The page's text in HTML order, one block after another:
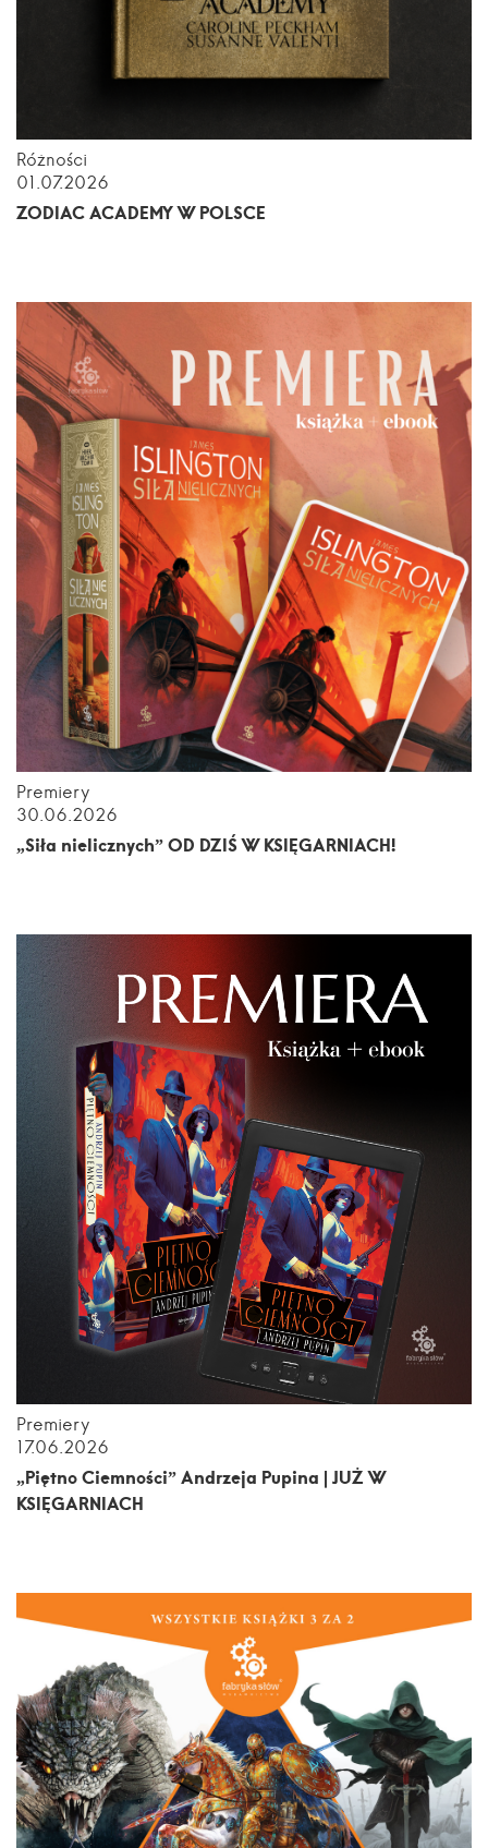
Różności
01.07.2026
ZODIAC ACADEMY W POLSCE
Premiery
30.06.2026
„Siła nielicznych” OD DZIŚ W KSIĘGARNIACH!
Premiery
17.06.2026
„Piętno Ciemności” Andrzeja Pupina | JUŻ W
KSIĘGARNIACH